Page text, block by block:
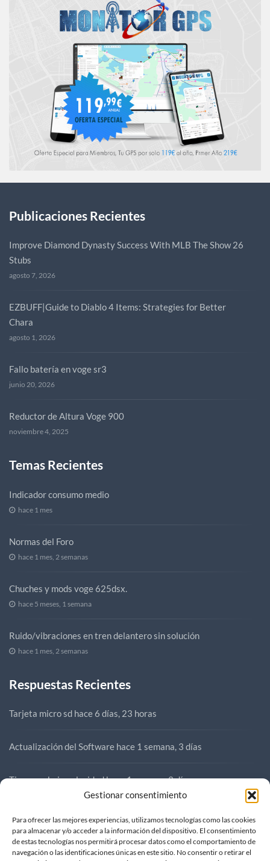
Gestionar consentimiento
Para ofrecer las mejores experiencias, utilizamos tecnologías como las cookies
para almacenar y/o acceder a la información del dispositivo. El consentimiento
de estas tecnologías nos permitirá procesar datos como el comportamiento de
navegación o las identificaciones únicas en este sitio. No consentir o retirar el
Publicaciones Recientes
Improve Diamond Dynasty Success With MLB The Show 26
Stubs
agosto 7, 2026
EZBUFF|Guide to Diablo 4 Items: Strategies for Better
Chara
agosto 1, 2026
Fallo batería en voge sr3
junio 20, 2026
Reductor de Altura Voge 900
noviembre 4, 2025
Temas Recientes
Indicador consumo medio
hace 1 mes
Normas del Foro
hace 1 mes, 2 semanas
Chuches y mods voge 625dsx.
hace 5 meses, 1 semana
Ruido/vibraciones en tren delantero sin solución
hace 1 mes, 2 semanas
Respuestas Recientes
Tarjeta micro sd hace 6 días, 23 horas
Actualización del Software hace 1 semana, 3 días
Tirones a baja velocidadhace 1 semana, 3 días
Compra SR3hace 1 semana, 4 días